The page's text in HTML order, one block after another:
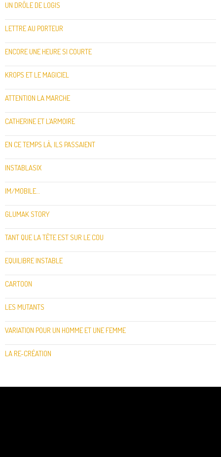
UN DRÔLE DE LOGIS
LETTRE AU PORTEUR
ENCORE UNE HEURE SI COURTE
KROPS ET LE MAGICIEL
ATTENTION LA MARCHE
CATHERINE ET L’ARMOIRE
EN CE TEMPS LÀ, ILS PASSAIENT
INSTABLASIX
IM/MOBILE…
GLUMAK STORY
TANT QUE LA TÊTE EST SUR LE COU
EQUILIBRE INSTABLE
CARTOON
LES MUTANTS
VARIATION POUR UN HOMME ET UNE FEMME
LA RE-CRÉATION